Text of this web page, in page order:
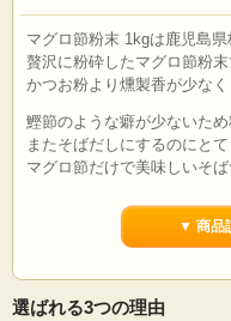
マグロ節粉末 1kgは鹿児島
贅沢に粉砕したマグロ節粉末
かつお粉より燻製香が少な
鰹節のような癖が少ないため
またそばだしにするのにと
マグロ節だけで美味しいそ
当社のマグロ節粉末は出荷
いるものに比べ香りの抜け
末、さば節パウダー
▼ 商品
選ばれる3つの理由